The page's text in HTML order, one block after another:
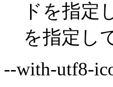
ドを指定
を指定し
--with-utf8-